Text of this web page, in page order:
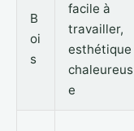
B
oi
s
facile à
travailler,
esthétique
chaleureus
e